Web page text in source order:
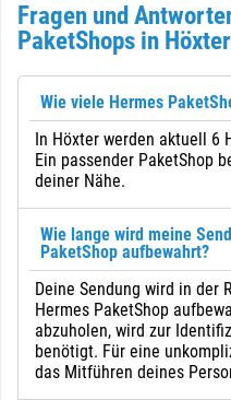
Fragen und
PaketShops in Höxter
Wie viele Hermes
In Höxter werden aktuell 6
Ein passender PaketShop
deiner Nähe.
Wie lange wird meine
PaketShop aufbewahrt?
Deine Sendung wird in der
Hermes PaketShop
abzuholen, wird zur
benötigt. Für eine
das Mitführen deines